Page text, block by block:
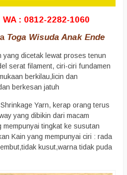
: 0812-2282-1060
Toga Wisuda Anak Ende
yang dicetak lewat proses tenun
serat filament, ciri-ciri fundamen
berkilau,licin dan
berkesan jatuh
Yarn, kerap orang terus
yang dibikin dari macam
tingkat ke susutan
Kain yang mempunyai ciri : rada
kusut,warna tidak puda